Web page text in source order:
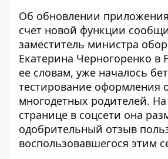
Об обновлении
счет новой функции
заместитель министра
Екатерина Черногоренко в
ее словам, уже началось
тестирование оформления
многодетных родителей. На
странице в соцсети она
одобрительный отзыв
воспользовавшегося этим